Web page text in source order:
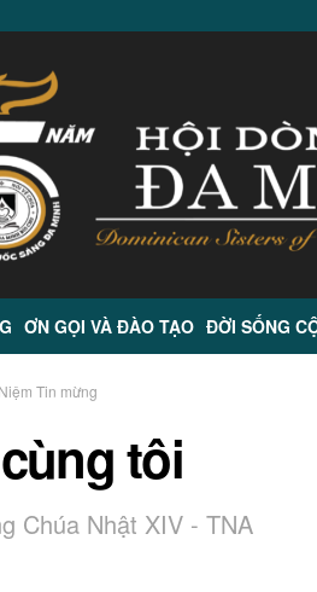
ƠN GỌI VÀ ĐÀO TẠO ĐỜI SỐNG
Tin mừng
tôi
Chúa Nhật XIV - TNA